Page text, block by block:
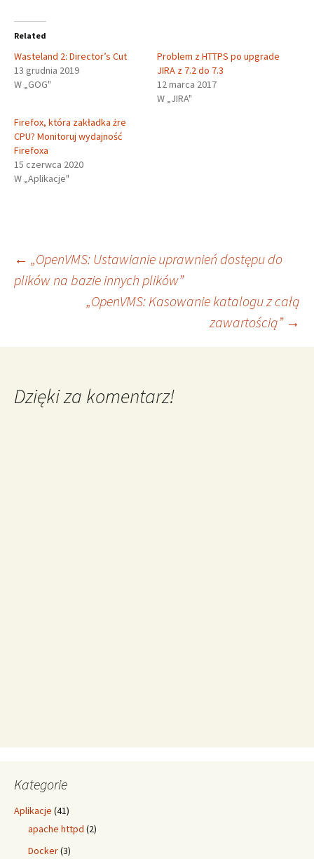
Related
Wasteland 2: Director’s Cut
13 grudnia 2019
W „GOG"
Problem z HTTPS po upgrade
JIRA z 7.2 do 7.3
12 marca 2017
W „JIRA"
Firefox, która zakładka żre
CPU? Monitoruj wydajność
Firefoxa
15 czerwca 2020
W „Aplikacje"
Nawigacja
wpisu
← „OpenVMS: Ustawianie uprawnień dostępu do
plików na bazie innych plików”
„OpenVMS: Kasowanie katalogu z całą
zawartością” →
Dzięki za komentarz!
Kategorie
Aplikacje (41)
apache httpd (2)
Docker(3)